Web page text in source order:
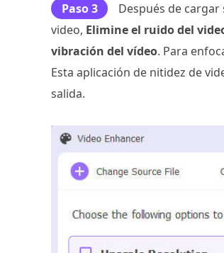
Paso 3
Después de
video, Elimine el ruido del
vibración del vídeo. Para
Esta aplicación de nitidez de
salida.